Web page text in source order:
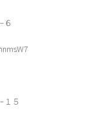
６
１５